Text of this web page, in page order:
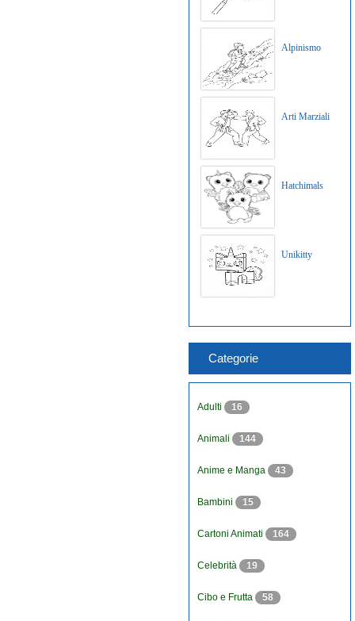
Alpinismo
Arti Marziali
Hatchimals
Unikitty
Categorie
Adulti 16
Animali 144
Anime e Manga 43
Bambini 15
Cartoni Animati 164
Celebrità 19
Cibo e Frutta 58